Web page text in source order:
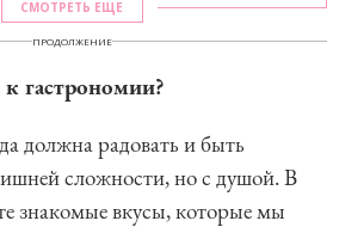
СМОТРЕТЬ ЕЩЕ
ПРОДОЛЖЕНИЕ
гастрономии?
должна радовать и быть
сложности, но с душой. В
знакомые вкусы, которые мы